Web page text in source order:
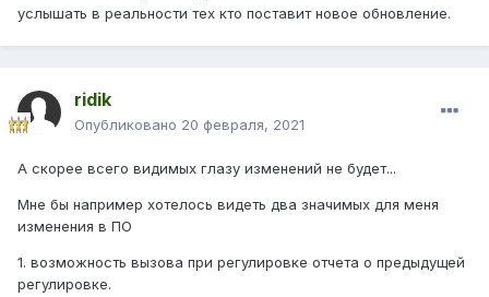
услышать в реальности тех кто поставит новое обновление.
ridik
Опубликовано 20 февраля, 2021
А скорее всего видимых глазу изменений не будет...
Мне бы например хотелось видеть два значимых для меня
изменения в ПО
1. возможность вызова при регулировке отчета о предыдущей
регулировке.